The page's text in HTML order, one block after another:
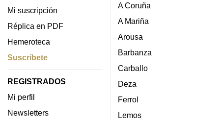
Mi suscripción
Réplica en PDF
Hemeroteca
Suscríbete
REGISTRADOS
Mi perfil
Newsletters
A Coruña
A Mariña
Arousa
Barbanza
Carballo
Deza
Ferrol
Lemos